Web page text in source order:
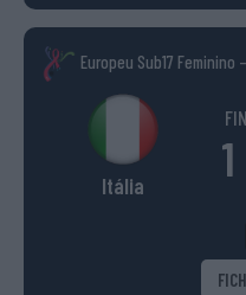
Europeu Sub17 Feminino
Itália 1